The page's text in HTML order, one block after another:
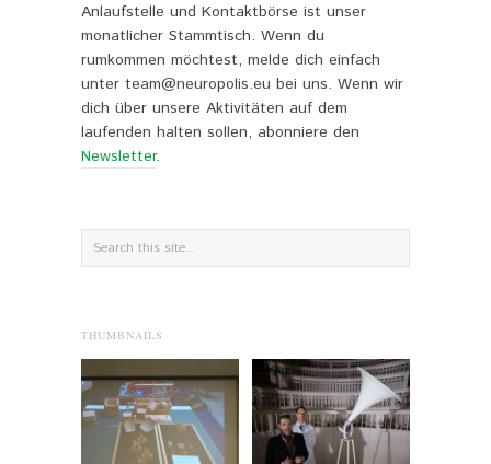
Anlaufstelle und Kontaktbörse ist unser
monatlicher Stammtisch. Wenn du
rumkommen möchtest, melde dich einfach
unter team@neuropolis.eu bei uns. Wenn wir
dich über unsere Aktivitäten auf dem
laufenden halten sollen, abonniere den
Newsletter.
THUMBNAILS